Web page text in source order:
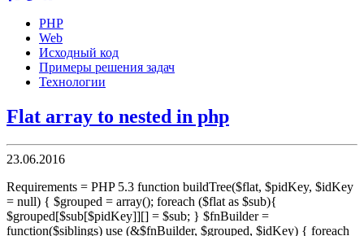
PHP
Web
Исходный код
Примеры решения задач
Технологии
Flat array to nested in php
23.06.2016
Requirements = PHP 5.3 function buildTree($flat, $pidKey, $idKey
= null) { $grouped = array(); foreach ($flat as $sub){
$grouped[$sub[$pidKey]][] = $sub; } $fnBuilder =
function($siblings) use (&$fnBuilder, $grouped, $idKey) { foreach